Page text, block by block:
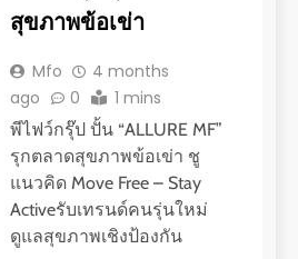
สุขภาพข้อเข่า
Mfo
4 months
ago
0 1 mins
พีไฟว์กรุ๊ป ปั้น “ALLURE MF”
รุกตลาดสุขภาพข้อเข่า ชู
แนวคิด Move Free – Stay
Activeรับเทรนด์คนรุ่นใหม่
ดูแลสุขภาพเชิงป้องกัน